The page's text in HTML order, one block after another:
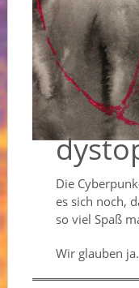
Die
es sich noch,
so viel Spaß
Wir glauben ja.